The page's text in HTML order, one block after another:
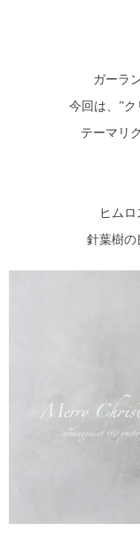
ガーラ
今回は、”ク
テーマリ
ヒム
針葉樹の